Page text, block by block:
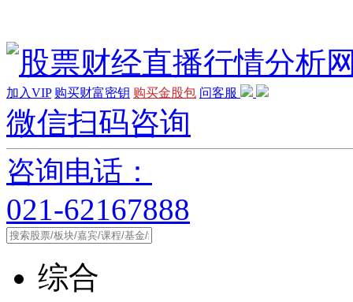
加入VIP 购买财富密钥 购买金股包 问客服
微信扫码咨询
咨询电话：
021-62167888
综合